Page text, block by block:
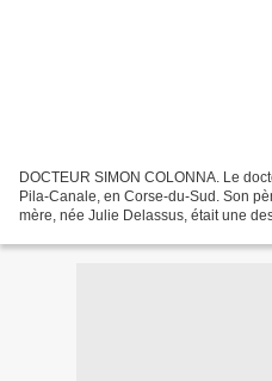
DOCTEUR SIMON COLONNA. Le
Pila-Canale, en Corse-du-Sud. Son
mère, née Julie Delassus, était une